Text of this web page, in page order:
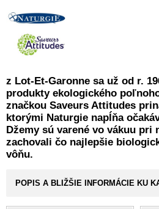
z Lot-Et-Garonne sa už od r.
produkty ekologického
značkou Saveurs Attitudes
ktorými Naturgie napĺňa
Džemy sú varené vo vákuu pri
zachovali čo najlepšie
vôňu.
POPIS A BLIŽŠIE INFORMÁCIE KU